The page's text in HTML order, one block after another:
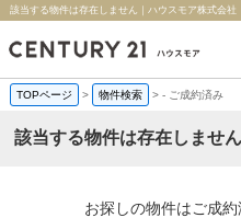
該当する物件は存在しません｜ハウスモア株式会社
TOPページ > 物件検索 >- ご成約済み
該当する物件は存在しません
お探しの物件はご成約